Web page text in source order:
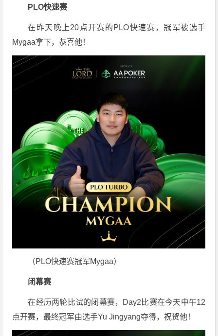
PLO快速赛
在昨天晚上20点开赛的PLO快速赛，冠军被选手
Mygaa拿下，恭喜他！
（PLO快速赛冠军Mygaa）
闭幕赛
在经历两轮比试的闭幕赛，Day2比赛在今天中午12
点开赛，最终冠军由选手Yu Jingyang夺得，祝贺他！